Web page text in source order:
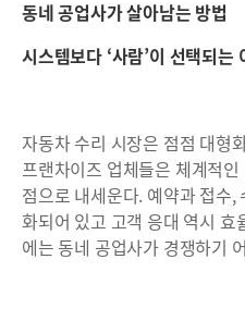
동네 공업사가 살아남는 방법
시스템보다 ‘사람’이 선택되는
자동차 수리 시장은 점점 대형
프랜차이즈 업체들은 체계적
점으로 내세운다. 예약과 접수,
화되어 있고 고객 응대 역시 효
에는 동네 공업사가 경쟁하기